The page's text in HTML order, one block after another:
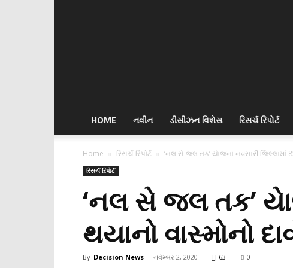
HOME નવીન ડીસીઝન વિશેસ રિસર્ચ રિપોર્ટ
Home રિસર્ચ રિપોર્ટ ‘નલ સે જલ તક’ યાેજના નવસારી જિલ્લામાં
રિસર્ચ રિપોર્ટ
‘નલ સે જલ તક’
થયાનો વાસ્મોનો
By Decision News - નવેમ્બર 2, 2020 63 0